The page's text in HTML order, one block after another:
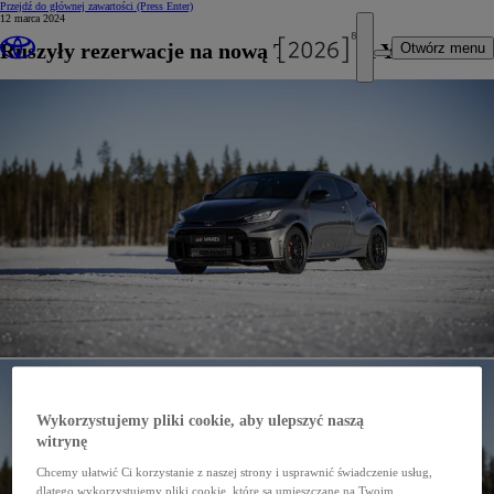
Przejdź do głównej zawartości (Press Enter)
Otwórz menu
12 marca 2024
Ruszyły rezerwacje na nową Toyotę GR Yaris
Wykorzystujemy pliki cookie, aby ulepszyć naszą
witrynę
Chcemy ułatwić Ci korzystanie z naszej strony i usprawnić świadczenie usług,
dlatego wykorzystujemy pliki cookie, które są umieszczane na Twoim